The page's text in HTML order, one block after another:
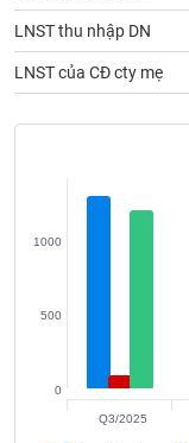
LNST thu nhập DN
LNST của CĐ cty mẹ
0
500
1000
Q3/2025
Thuật
ngữ
(-)